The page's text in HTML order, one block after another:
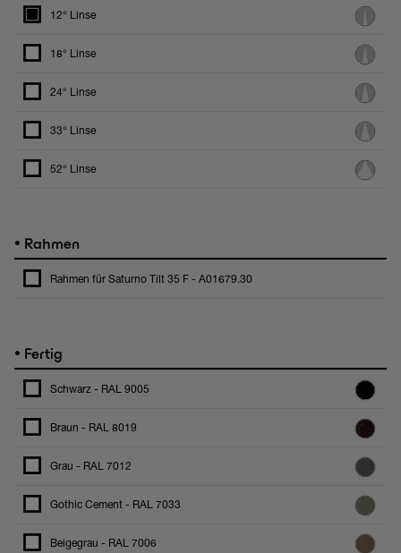
12° Linse
18° Linse
24° Linse
33° Linse
52° Linse
• Rahmen
Rahmen für Saturno Tilt 35 F - A01679.30
• Fertig
Schwarz - RAL 9005
Braun - RAL 8019
Grau - RAL 7012
Gothic Cement - RAL 7033
Beigegrau - RAL 7006